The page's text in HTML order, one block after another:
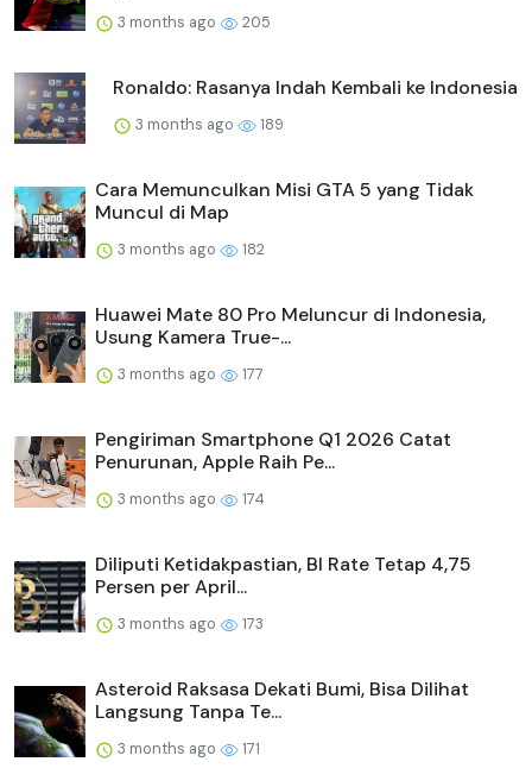
3 months ago 205
Ronaldo: Rasanya Indah Kembali ke Indonesia
3 months ago 189
Cara Memunculkan Misi GTA 5 yang Tidak
Muncul di Map
3 months ago 182
Huawei Mate 80 Pro Meluncur di Indonesia,
Usung Kamera True-...
3 months ago 177
Pengiriman Smartphone Q1 2026 Catat
Penurunan, Apple Raih Pe...
3 months ago 174
Diliputi Ketidakpastian, BI Rate Tetap 4,75
Persen per April...
3 months ago 173
Asteroid Raksasa Dekati Bumi, Bisa Dilihat
Langsung Tanpa Te...
3 months ago 171